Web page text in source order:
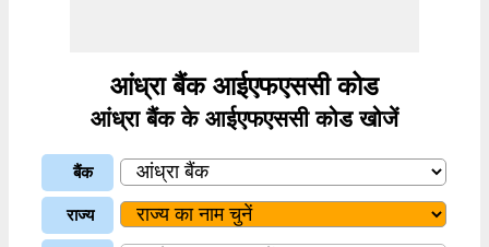
आंध्रा बैंक आईएफएससी कोड
आंध्रा बैंक के आईएफएससी कोड खोजें
बैंक
राज्य